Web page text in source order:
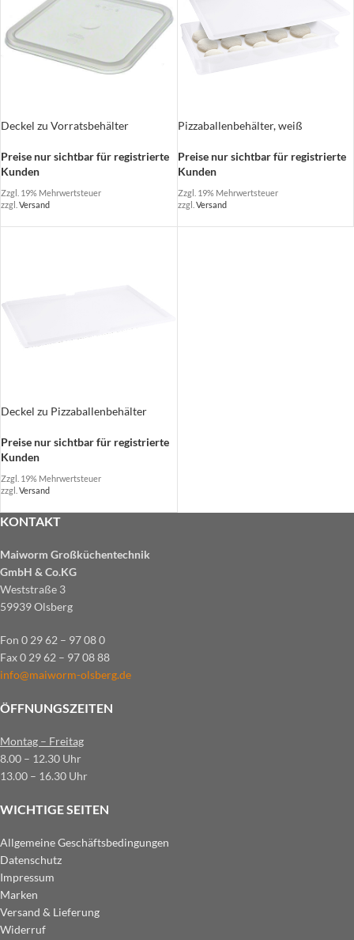
Deckel zu Vorratsbehälter
Preise nur sichtbar für registrierte
Kunden
Zzgl. 19% Mehrwertsteuer
zzgl. Versand
Pizzaballenbehälter, weiß
Preise nur sichtbar für registrierte
Kunden
Zzgl. 19% Mehrwertsteuer
zzgl. Versand
Deckel zu Pizzaballenbehälter
Preise nur sichtbar für registrierte
Kunden
Zzgl. 19% Mehrwertsteuer
zzgl. Versand
KONTAKT
Maiworm Großküchentechnik
GmbH & Co.KG
Weststraße 3
59939 Olsberg
Fon 0 29 62 – 97 08 0
Fax 0 29 62 – 97 08 88
info@maiworm-olsberg.de
ÖFFNUNGSZEITEN
Montag – Freitag
8.00 – 12.30 Uhr
13.00 – 16.30 Uhr
WICHTIGE SEITEN
Allgemeine Geschäftsbedingungen
Datenschutz
Impressum
Marken
Versand & Lieferung
Widerruf